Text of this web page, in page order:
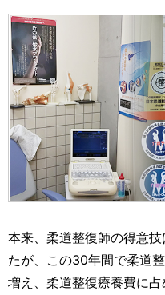
本来、柔道整復師の得意
たが、この30年間で柔道
増え、柔道整復療養費に